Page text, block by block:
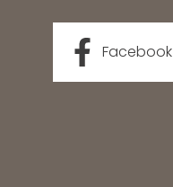
Facebook